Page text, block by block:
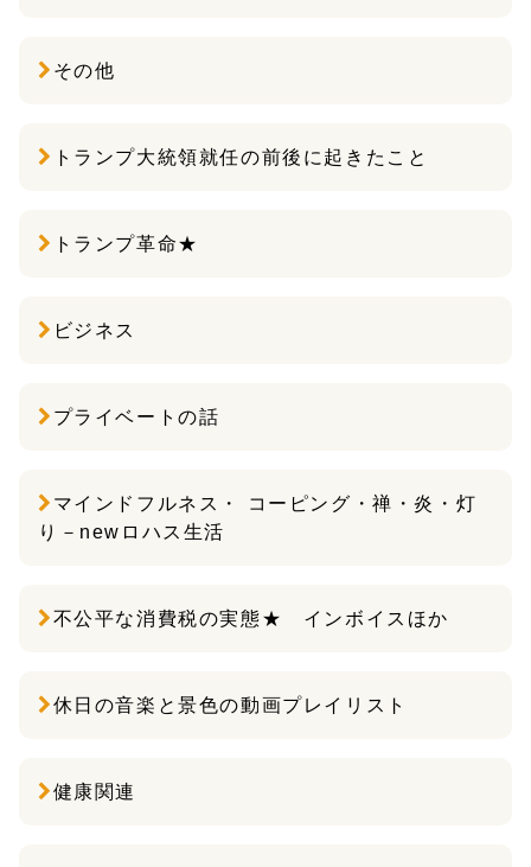
その他
トランプ大統領就任の前後に起きたこと
トランプ革命★
ビジネス
プライベートの話
マインドフルネス・ コーピング・禅・炎・灯
り－newロハス生活
不公平な消費税の実態★ インボイスほか
休日の音楽と景色の動画プレイリスト
健康関連